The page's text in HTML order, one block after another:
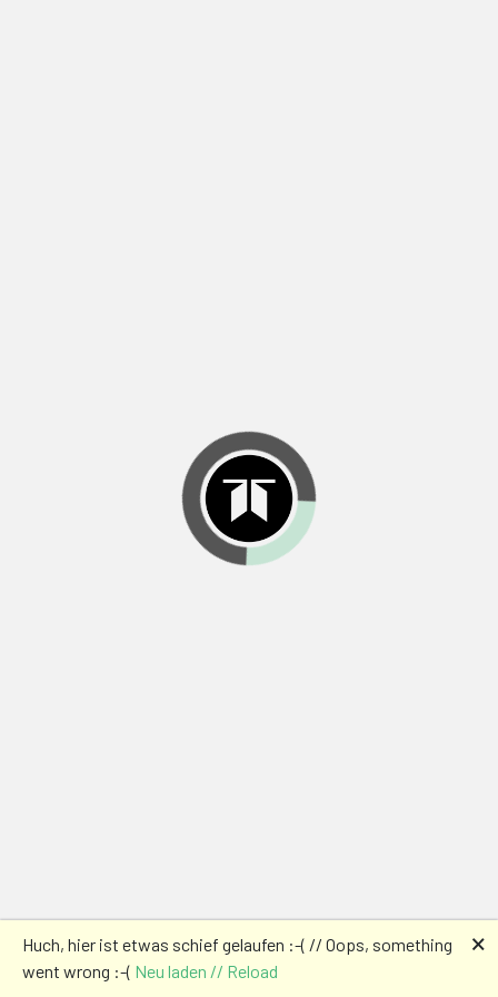
Huch, hier ist etwas schief gelaufen :-( // Oops, something
went wrong :-( Neu laden // Reload
🗙